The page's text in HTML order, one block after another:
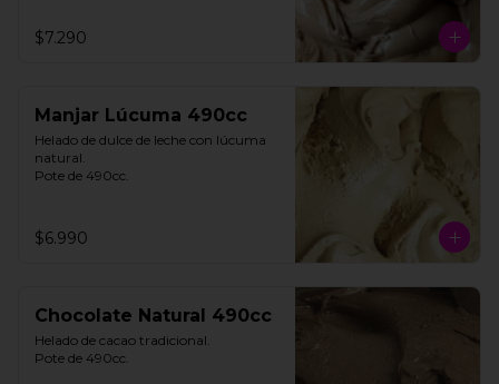
$7.290
Manjar Lúcuma 490cc
Helado de dulce de leche con lúcuma
natural.
Pote de 490cc.
$6.990
Chocolate Natural 490cc
Helado de cacao tradicional.
Pote de 490cc.